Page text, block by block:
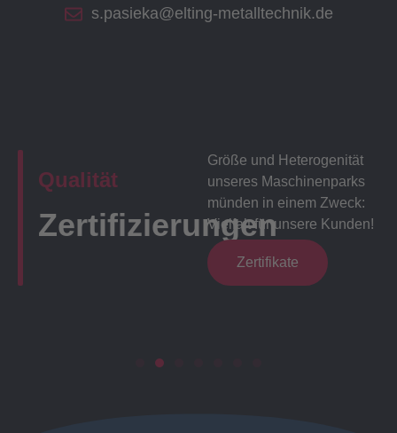
s.pasieka@elting-metalltechnik.de
Qualität
Zertifizierungen
Größe und Heterogenität
unseres Maschinenparks
münden in einem Zweck:
Vielfalt für unsere Kunden!
Zertifikate